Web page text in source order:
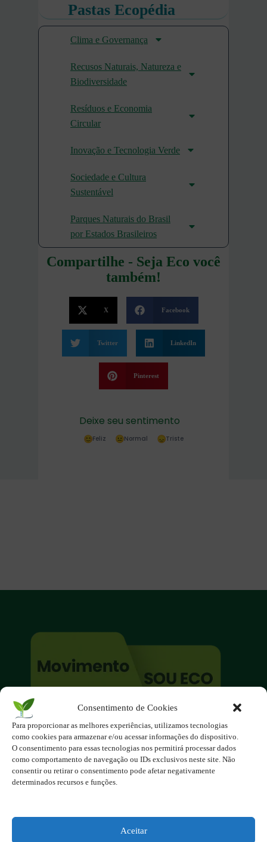
Consentimento de Cookies
Para proporcionar as melhores experiências, utilizamos tecnologias
como cookies para armazenar e/ou acessar informações do dispositivo.
O consentimento para essas tecnologias nos permitirá processar dados
como comportamento de navegação ou IDs exclusivos neste site. Não
consentir ou retirar o consentimento pode afetar negativamente
determinados recursos e funções.
Aceitar
Pastas Ecopédia
Clima e Governança
Recusos Naturais, Natureza e
Biodiversidade
Resíduos e Economia
Circular
Inovação e Tecnologia Verde
Sociedade e Cultura
Sustentável
Parques Naturais do Brasil
por Estados Brasileiros
Compartilhe - Seja Eco você
também!
X Facebook
Twitter LinkedIn
Pinterest
Deixe seu sentimento
Feliz Normal Triste
O site é um movimento ambientalista!
Participe você também!
Podemos fazer muito
se nos unirmos!
Inscreva-se na Newsletter